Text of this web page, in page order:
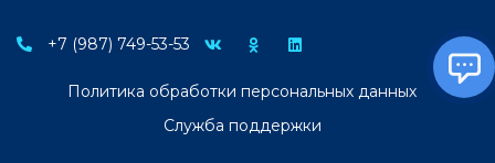
+7 (987) 749-53-53
Политика обработки персональных данных
Служба поддержки